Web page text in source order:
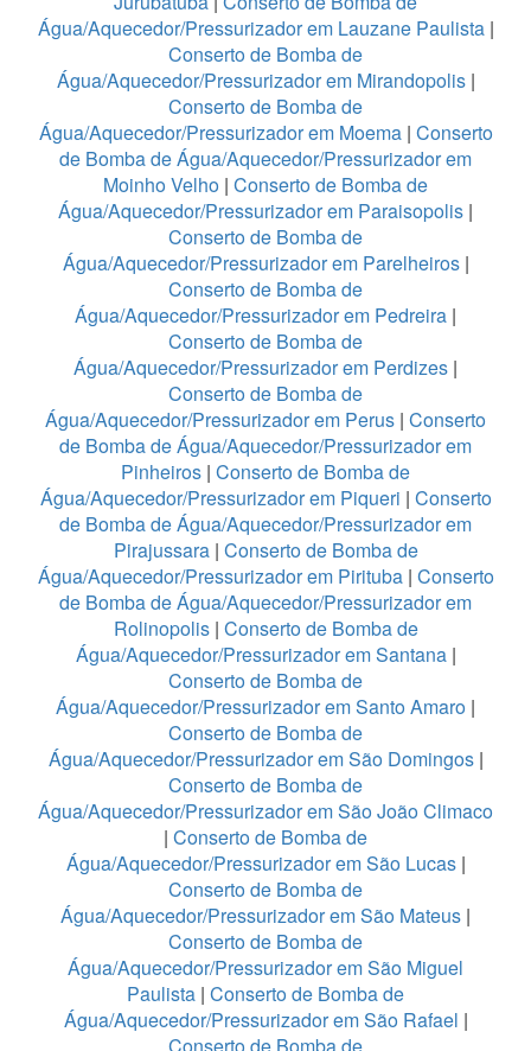
Água/Aquecedor/Pressurizador em Lauzane Paulista |
Conserto de Bomba de
Água/Aquecedor/Pressurizador em Mirandopolis|
Conserto de Bomba de
Água/Aquecedor/Pressurizador em Moema| Conserto
de Bomba de Água/Aquecedor/Pressurizador em
Moinho Velho | Conserto de Bomba de
Água/Aquecedor/Pressurizador em Paraisopolis |
Conserto de Bomba de
Água/Aquecedor/Pressurizador em Parelheiros|
Conserto de Bomba de
Água/Aquecedor/Pressurizador em Pedreira |
Conserto de Bomba de
Água/Aquecedor/Pressurizador em Perdizes |
Conserto de Bomba de
Água/Aquecedor/Pressurizador em Perus | Conserto
de Bomba de Água/Aquecedor/Pressurizador em
Pinheiros | Conserto de Bomba de
Água/Aquecedor/Pressurizador em Piqueri | Conserto
de Bomba de Água/Aquecedor/Pressurizador em
Pirajussara| Conserto de Bomba de
Água/Aquecedor/Pressurizador em Pirituba| Conserto
de Bomba de Água/Aquecedor/Pressurizador em
Rolinopolis| Conserto de Bomba de
Água/Aquecedor/Pressurizador em Santana|
Conserto de Bomba de
Água/Aquecedor/Pressurizador em Santo Amaro |
Conserto de Bomba de
Água/Aquecedor/Pressurizador em São Domingos|
Conserto de Bomba de
Água/Aquecedor/Pressurizador em São João Climaco
| Conserto de Bomba de
Água/Aquecedor/Pressurizador em São Lucas|
Conserto de Bomba de
Água/Aquecedor/Pressurizador em São Mateus |
Conserto de Bomba de
Água/Aquecedor/Pressurizador em São Miguel
Paulista | Conserto de Bomba de
Água/Aquecedor/Pressurizador em São Rafael |